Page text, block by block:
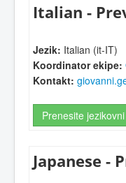
Italian -
Jezik: Italian (it-IT)
Koordinator ekipe:
Kontakt:
Prenesite
Japanese -